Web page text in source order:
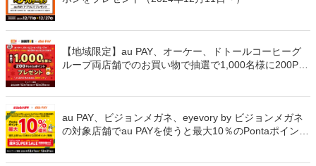
【地域限定】au PAY、オーケー、ドトールコーヒーグ
ループ両店舗でのお買い物で抽選で1,000名様に200Pon
au PAY、ビジョンメガネ、eyevory by ビジョンメガネ
の対象店舗でau PAYを使うと最大10％のPontaポイント